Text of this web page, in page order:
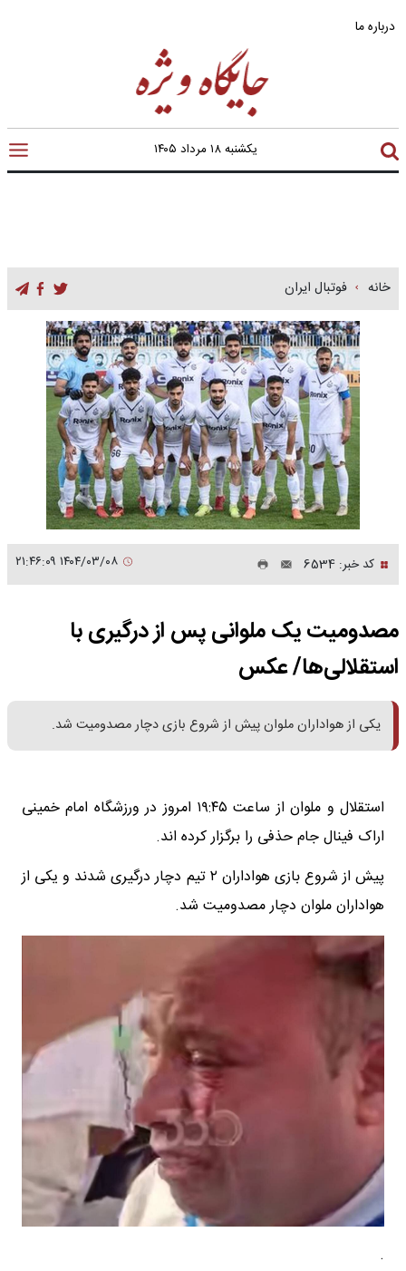
درباره ما
یکشنبه ۱۸ مرداد ۱۴۰۵
خانه فوتبال ایران
کد خبر: 6534
مصدومیت یک‌ ملوانی پس از درگیری با
استقلالی‌ها/ عکس
یکی از هواداران ملوان پیش از شروع بازی دچار مصدومیت شد.
استقلال و ملوان از ساعت ۱۹:۴۵ امروز در ورزشگاه امام خمینی
اراک فینال جام حذفی را برگزار کرده اند.
پیش از شروع بازی هواداران ۲ تیم دچار درگیری شدند و یکی از
هواداران ملوان دچار مصدومیت شد.
.